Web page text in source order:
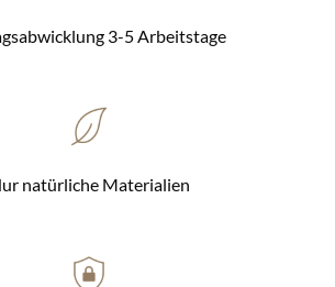
3-5 Arbeitstage
natürliche Materialien